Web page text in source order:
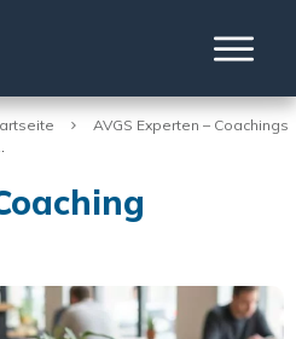
AVGS Experten – Coachings
(Remote)